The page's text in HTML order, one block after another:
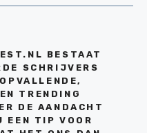
BESTAAT
SCHRIJVERS
TRENDING
DE AANDACHT
EEN TIP VOOR